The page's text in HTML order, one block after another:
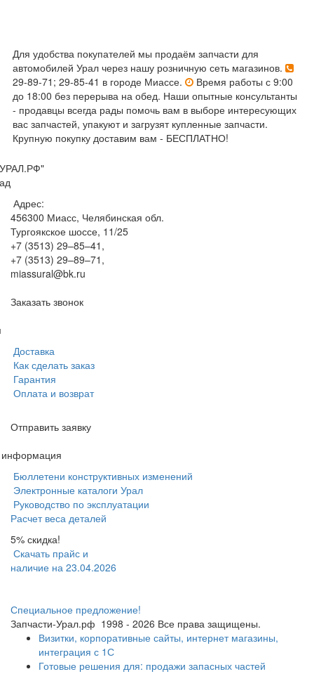
Для удобства покупателей мы продаём запчасти для
автомобилей Урал через нашу розничную сеть магазинов.
29-89-71; 29-85-41 в городе Миассе.
Время работы с 9:00
до 18:00 без перерыва на обед. Наши опытные консультанты
- продавцы всегда рады помочь вам в выборе интересующих
вас запчастей, упакуют и загрузят купленные запчасти.
Крупную покупку доставим вам - БЕСПЛАТНО!
Адрес:
456300 Миасс, Челябинская обл.
Тургоякское шоссе, 11/25
+7 (3513) 29–85–41 ,
+7 (3513) 29–89–71 ,
miassural@bk.ru
Заказать звонок
Доставка
Как сделать заказ
Гарантия
Оплата и возврат
Отправить заявку
информация
Бюллетени конструктивных изменений
Электронные каталоги Урал
Руководство по эксплуатации
Расчет веса деталей
5% скидка!
Скачать прайс и
наличие на 23.04.2026
Специальное предложение!
Запчасти-Урал.рф 1998 - 2026 Все права защищены.
Визитки, корпоративные сайты, интернет магазины,
интеграция с 1С
Готовые решения для: продажи запасных частей